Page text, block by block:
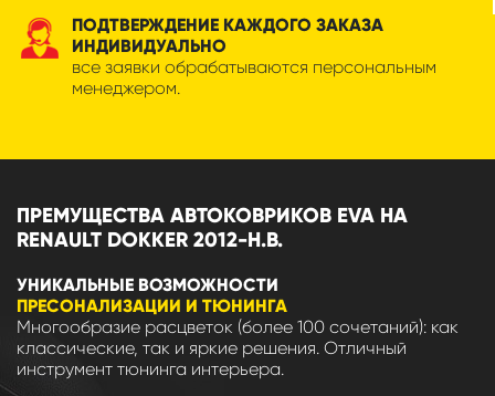
ПОДТВЕРЖДЕНИЕ КАЖДОГО ЗАКАЗА
ИНДИВИДУАЛЬНО
все заявки обрабатываются персональным
менеджером.
ПРЕМУЩЕСТВА АВТОКОВРИКОВ EVA НА
RENAULT DOKKER 2012-Н.В.
УНИКАЛЬНЫЕ ВОЗМОЖНОСТИ
ПРЕСОНАЛИЗАЦИИ И ТЮНИНГА
Многообразие расцветок (более 100 сочетаний): как
классические, так и яркие решения. Отличный
инструмент тюнинга интерьера.